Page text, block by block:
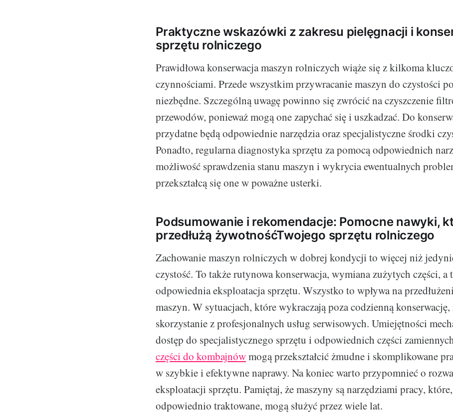
Praktyczne wskazówki z zakresu pielęgnacji i
sprzętu rolniczego
Prawidłowa konserwacja maszyn rolniczych wiąże się z kilkoma
czynnościami. Przede wszystkim przywracanie maszyn do czystości
niezbędne. Szczególną uwagę powinno się zwrócić na czyszczenie
przewodów, ponieważ mogą one zapychać się i uszkadzać. Do
przydatne będą odpowiednie narzędzia oraz specjalistyczne środki
Ponadto, regularna diagnostyka sprzętu za pomocą odpowiednich
możliwość sprawdzenia stanu maszyn i wykrycia ewentualnych
przekształcą się one w poważne usterki.
Podsumowanie i rekomendacje: Pomocne nawyki,
przedłużą żywotnośćTwojego sprzętu rolniczego
Zachowanie maszyn rolniczych w dobrej kondycji to więcej niż
czystość. To także rutynowa konserwacja, wymiana zużytych części, a
odpowiednia eksploatacja sprzętu. Wszystko to wpływa na
maszyn. W sytuacjach, które wykraczają poza codzienną konserwację,
skorzystanie z profesjonalnych usług serwisowych. Umiejętności
dostęp do specjalistycznego sprzętu i odpowiednich części
części do kombajnówmogą przekształcić żmudne i skomplikowane
w szybkie i efektywne naprawy. Na koniec warto przypomnieć o
eksploatacji sprzętu. Pamiętaj, że maszyny są narzędziami pracy,
odpowiednio traktowane, mogą służyć przez wiele lat.